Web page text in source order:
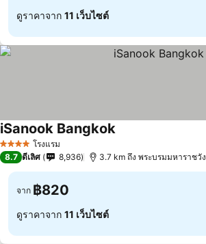
ดูราคาจาก 11 เว็บไซต์
4 ดาว โรงแรม
iSanook Bangkok
8.7 ดีเลิศ 8,936 3.7 km ถึง พระบรมมหาราชวัง
จาก ฿820
ดูราคาจาก 11 เว็บไซต์